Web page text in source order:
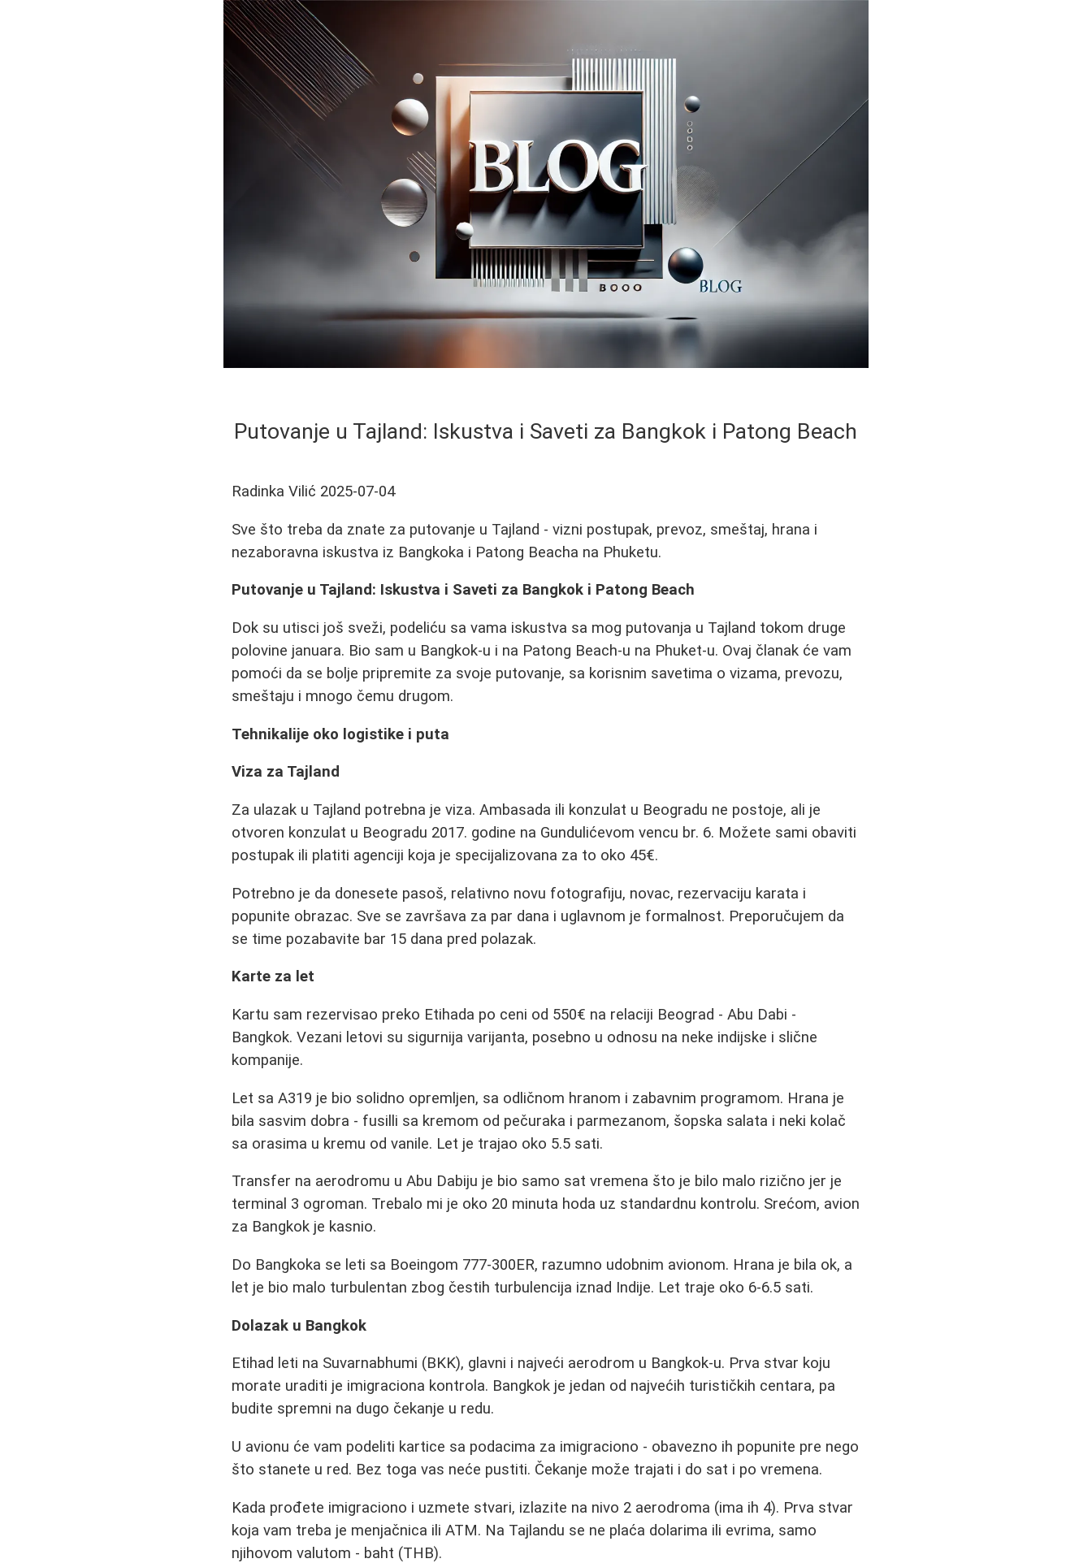
Putovanje u Tajland: Iskustva i Saveti za Bangkok i Patong Beach
Radinka Vilić 2025-07-04
Sve što treba da znate za putovanje u Tajland - vizni postupak, prevoz, smeštaj, hrana i
nezaboravna iskustva iz Bangkoka i Patong Beacha na Phuketu.
Putovanje u Tajland: Iskustva i Saveti za Bangkok i Patong Beach
Dok su utisci još sveži, podeliću sa vama iskustva sa mog putovanja u Tajland tokom druge
polovine januara. Bio sam u Bangkok-u i na Patong Beach-u na Phuket-u. Ovaj članak će vam
pomoći da se bolje pripremite za svoje putovanje, sa korisnim savetima o vizama, prevozu,
smeštaju i mnogo čemu drugom.
Tehnikalije oko logistike i puta
Viza za Tajland
Za ulazak u Tajland potrebna je viza. Ambasada ili konzulat u Beogradu ne postoje, ali je
otvoren konzulat u Beogradu 2017. godine na Gundulićevom vencu br. 6. Možete sami obaviti
postupak ili platiti agenciji koja je specijalizovana za to oko 45€.
Potrebno je da donesete pasoš, relativno novu fotografiju, novac, rezervaciju karata i
popunite obrazac. Sve se završava za par dana i uglavnom je formalnost. Preporučujem da
se time pozabavite bar 15 dana pred polazak.
Karte za let
Kartu sam rezervisao preko Etihada po ceni od 550€ na relaciji Beograd - Abu Dabi -
Bangkok. Vezani letovi su sigurnija varijanta, posebno u odnosu na neke indijske i slične
kompanije.
Let sa A319 je bio solidno opremljen, sa odličnom hranom i zabavnim programom. Hrana je
bila sasvim dobra - fusilli sa kremom od pečuraka i parmezanom, šopska salata i neki kolač
sa orasima u kremu od vanile. Let je trajao oko 5.5 sati.
Transfer na aerodromu u Abu Dabiju je bio samo sat vremena što je bilo malo rizično jer je
terminal 3 ogroman. Trebalo mi je oko 20 minuta hoda uz standardnu kontrolu. Srećom, avion
za Bangkok je kasnio.
Do Bangkoka se leti sa Boeingom 777-300ER, razumno udobnim avionom. Hrana je bila ok, a
let je bio malo turbulentan zbog čestih turbulencija iznad Indije. Let traje oko 6-6.5 sati.
Dolazak u Bangkok
Etihad leti na Suvarnabhumi (BKK), glavni i najveći aerodrom u Bangkok-u. Prva stvar koju
morate uraditi je imigraciona kontrola. Bangkok je jedan od najvećih turističkih centara, pa
budite spremni na dugo čekanje u redu.
U avionu će vam podeliti kartice sa podacima za imigraciono - obavezno ih popunite pre nego
što stanete u red. Bez toga vas neće pustiti. Čekanje može trajati i do sat i po vremena.
Kada prođete imigraciono i uzmete stvari, izlazite na nivo 2 aerodroma (ima ih 4). Prva stvar
koja vam treba je menjačnica ili ATM. Na Tajlandu se ne plaća dolarima ili evrima, samo
njihovom valutom - baht (THB).